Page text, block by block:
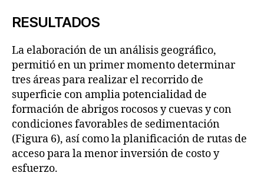
RESULTADOS
La elaboración de un análisis geográfico,
permitió en un primer momento determinar
tres áreas para realizar el recorrido de
superficie con amplia potencialidad de
formación de abrigos rocosos y cuevas y con
condiciones favorables de sedimentación
(Figura 6), así como la planificación de rutas de
acceso para la menor inversión de costo y
esfuerzo.